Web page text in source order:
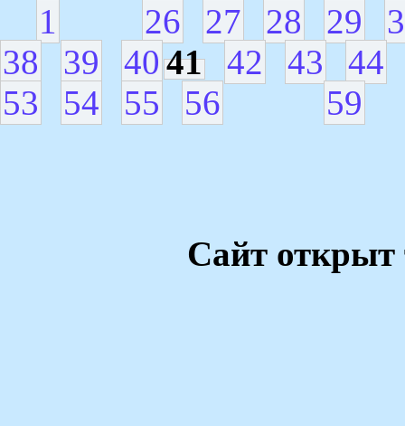
1 26 27 28 29
38
39 40 41 42 43
44
53
54 55 56 59
Сайт открыт